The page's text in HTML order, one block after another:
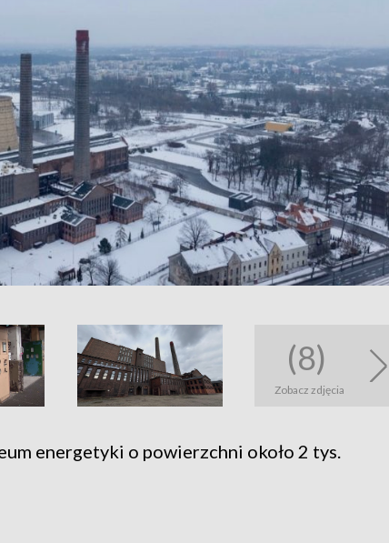
(8)
Zobacz zdjęcia
energetyki o powierzchni około 2 tys.